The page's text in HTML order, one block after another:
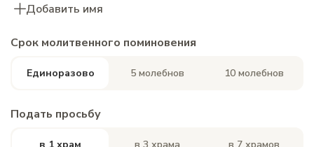
Добавить имя
Срок молитвенного поминовения
Единоразово 5 молебнов 10 молебнов
Подать просьбу